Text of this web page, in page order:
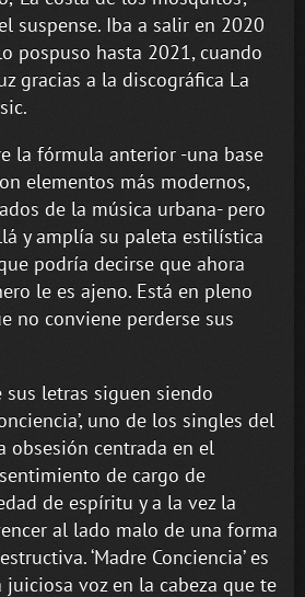
suspense. Iba a salir en 2020
pospuso hasta 2021, cuando
gracias a la discográfica La
la fórmula anterior -una base
elementos más modernos,
de la música urbana- pero
y amplía su paleta estilística
podría decirse que ahora
le es ajeno. Está en pleno
no conviene perderse sus
letras siguen siendo
uno de los singles del
obsesión centrada en el
de cargo de
de espíritu y a la vez la
al lado malo de una forma
‘Madre Conciencia’ es
voz en la cabeza que te